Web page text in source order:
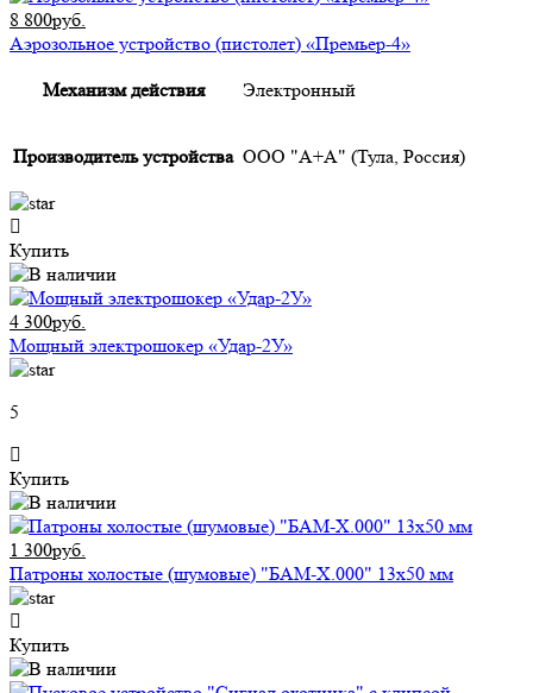
8 800руб.
Аэрозольное устройство (пистолет) «Премьер-4»
Механизм действия Электронный
Производитель устройства ООО "А+А" (Тула, Россия)
Купить
4 300руб.
Мощный электрошокер «Удар-2У»
5
Купить
1 300руб.
Патроны холостые (шумовые) "БАМ-Х.000" 13х50 мм
Купить